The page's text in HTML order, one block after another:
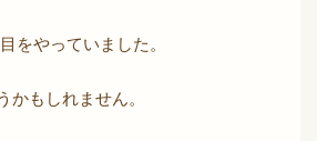
をやっていました。
かもしれません。